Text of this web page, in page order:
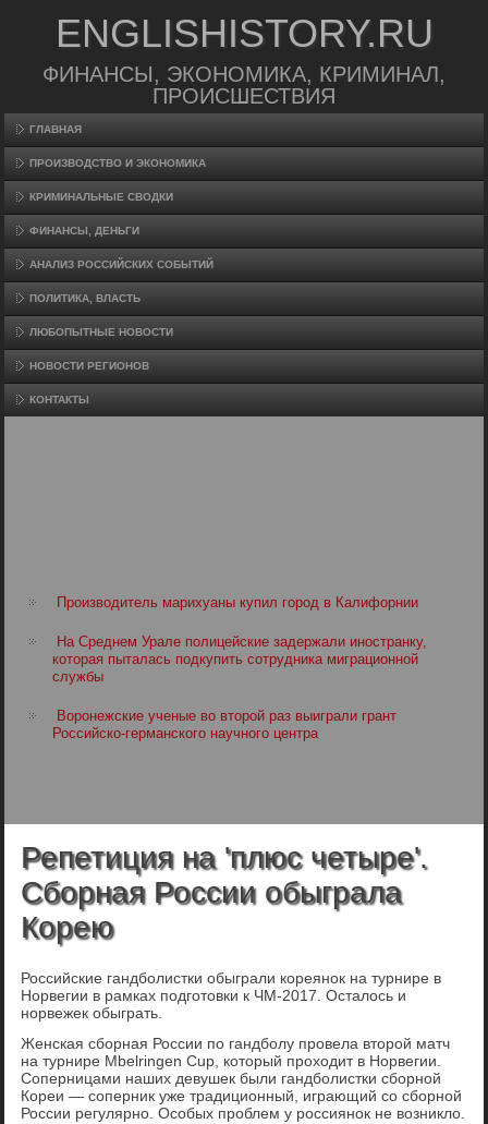
ENGLISHISTORY.RU
ФИНАНСЫ, ЭКОНОМИКА, КРИМИНАЛ,
ПРОИСШЕСТВИЯ
ГЛАВНАЯ
ПРОИЗВΟДСТВО И ЭКОНОМИКА
КРИМИНАЛЬНЫЕ СВОДКИ
ФИНАНСЫ, ДЕНЬГИ
АНАЛИЗ РОССИЙСКИХ СОБЫТИЙ
ПОЛИТИКА, ВЛАСТЬ
ЛЮБОПЫТНЫЕ НОВОСТИ
НОВОСТИ РЕГИОНОВ
КОНТАКТЫ
Производитель марихуаны купил город в Калифорнии
На Среднем Урале полицейские задержали иностранку,
которая пыталась подкупить сотрудника миграционной
службы
Воронежские ученые во второй раз выиграли грант
Российско-германского научного центра
Репетиция на 'плюс четыре'.
Сборная России обыграла
Корею
Российские гандболистки обыграли кореянок на турнире в
Норвегии в рамках подготовки к ЧМ-2017. Осталось и
норвежек обыграть.
Женская сборная России по гандболу провела второй матч
на турнире Mbelringen Cup, который проходит в Норвегии.
Соперницами наших девушек были гандболистки сборной
Кореи — соперник уже традиционный, играющий со сборной
России регулярно. Особых проблем у россиянок не возникло.